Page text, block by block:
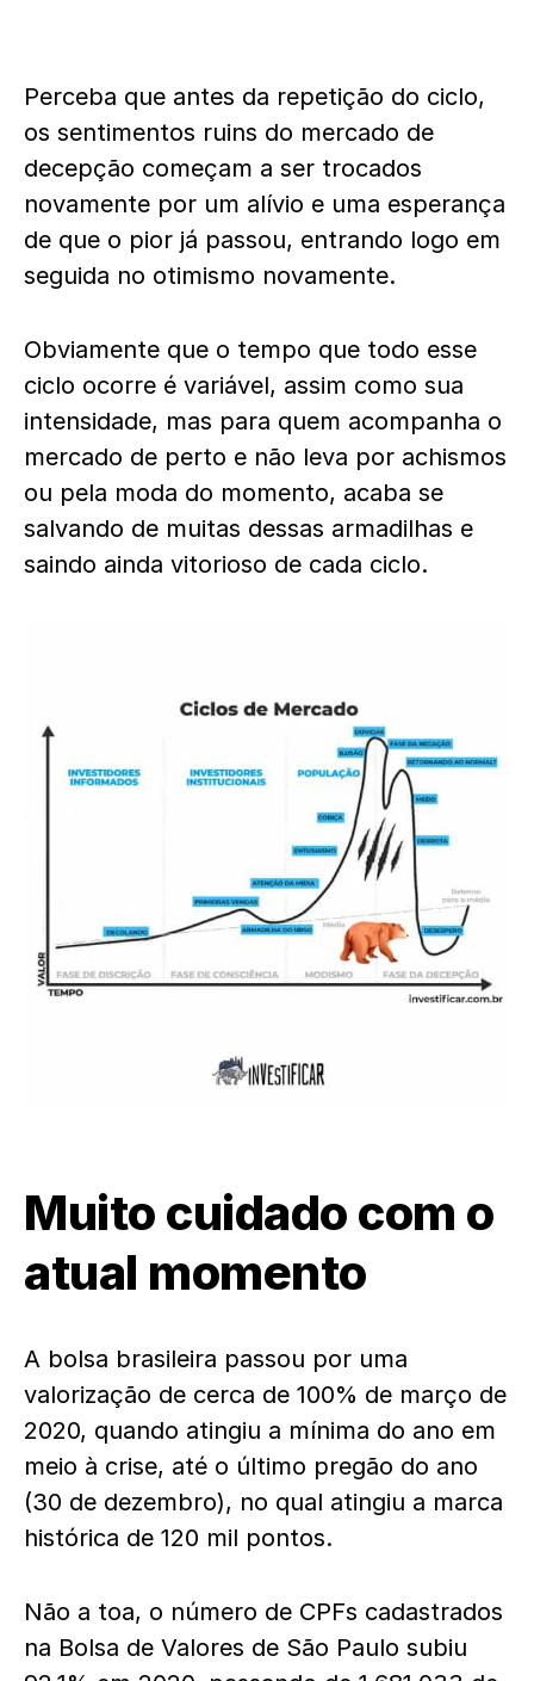
Perceba que antes da repetição do ciclo,
os sentimentos ruins do mercado de
decepção começam a ser trocados
novamente por um alívio e uma esperança
de que o pior já passou, entrando logo em
seguida no otimismo novamente.
Obviamente que o tempo que todo esse
ciclo ocorre é variável, assim como sua
intensidade, mas para quem acompanha o
mercado de perto e não leva por achismos
ou pela moda do momento, acaba se
salvando de muitas dessas armadilhas e
saindo ainda vitorioso de cada ciclo.
Muito cuidado com o
atual momento
A bolsa brasileira passou por uma
valorização de cerca de 100% de março de
2020, quando atingiu a mínima do ano em
meio à crise, até o último pregão do ano
(30 de dezembro), no qual atingiu a marca
histórica de 120 mil pontos.
Não a toa, o número de CPFs cadastrados
na Bolsa de Valores de São Paulo subiu